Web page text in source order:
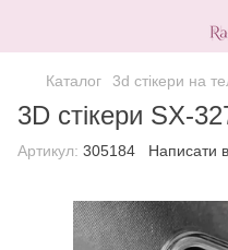
Каталог 3d стікери на
3D стікери SX-
Артикул: 305184 Написати